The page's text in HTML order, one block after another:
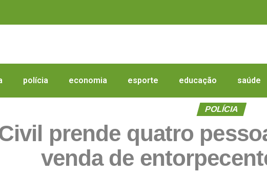
polícia economia esporte educação saúde
POLÍCIA
prende quatro
venda de